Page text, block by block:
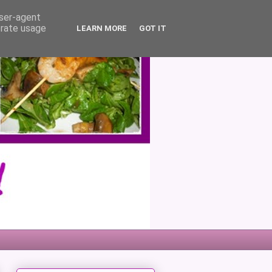
agent
usage
LEARN MORE GOT IT